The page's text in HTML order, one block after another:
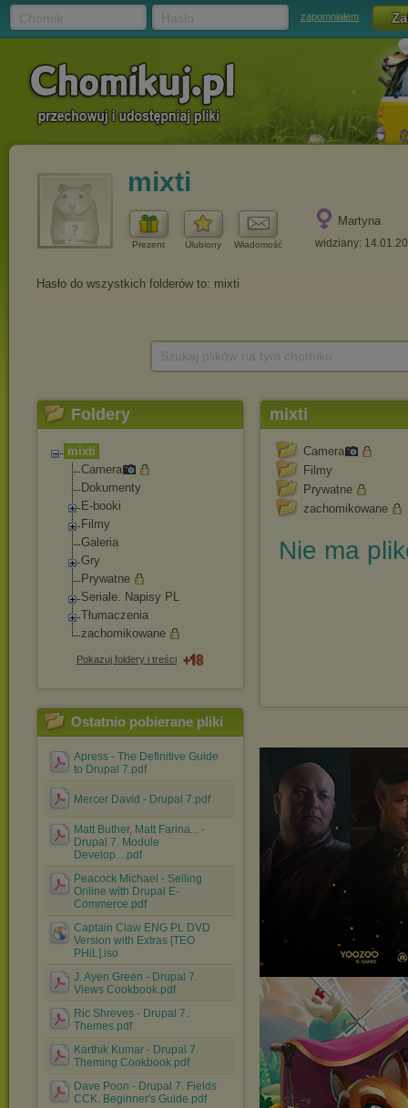
zapomniałem
mixti
Prezent Ulubiony Wiadomość
Martyna
widziany:
Foldery
mixti
Camera
Dokumenty
E-booki
Filmy
Galeria
Gry
Prywatne
Seriale. Napisy PL
Tłumaczenia
zachomikowane
Pokazuj foldery i treści
Ostatnio pobierane pliki
Apress - The Definitive Guide
to Drupal 7.pdf
Mercer David - Drupal 7.pdf
Matt Buther, Matt Farina... -
Drupal 7. Module
Develop....pdf
Peacock Michael - Selling
Online with Drupal E-
Commerce.pdf
Captain Claw ENG PL DVD
Version with Extras [TEO
PHiL].iso
J. Ayen Green - Drupal 7.
Views Cookbook.pdf
Ric Shreves - Drupal 7.
Themes.pdf
Karthik Kumar - Drupal 7.
Theming Cookbook.pdf
Dave Poon - Drupal 7. Fields
CCK. Beginner's Guide.pdf
mixti
Camera
Filmy
Prywatne
zachomikowane
Nie ma